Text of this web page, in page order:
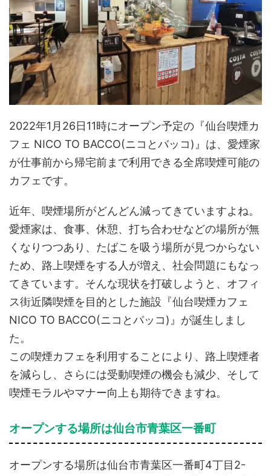
2022年1月26日11時にオープン予定の『仙台喫煙カ
フェ NICO TO BACCO(ニコとバッコ)』は、愛煙家
が仕事前から帰宅前まで利用できる全席喫煙可能の
カフェです。
近年、喫煙場所がどんどん減ってきていますよね。
愛煙家は、食事、休憩、打ち合わせなどの場所が無
くなりつつあり、たばこを吸う場所が見つからない
ため、路上喫煙をする人が増え、社会問題にもなっ
てきています。そんな現状を打破しようと、オフィ
ス街近隣喫煙を目的とした施設『仙台喫煙カフェ
NICO TO BACCO(ニコとパッコ)』が誕生しまし
た。
この喫煙カフェを利用することにより、路上喫煙者
を減らし、さらには受動喫煙の機会も減少、そして
喫煙モラルやマナー向上も期待できますね。
オープンする場所は仙台市青葉区一番町
オープンする場所は仙台市青葉区一番町4丁目2-